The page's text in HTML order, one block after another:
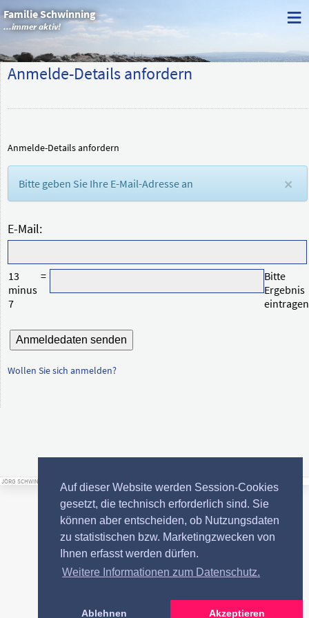
Auf dieser Website werden Session-Cookies
gesetzt, die technisch erforderlich sind. Sie
können aber entscheiden, ob Nutzungsdaten
zu statistischen bzw. Marketingzwecken von
Ihnen erfasst werden dürfen.
Weitere Informationen zum Datenschutz.
Ablehnen Akzeptieren
Familie Schwinning
...immer aktiv! ≡
Anmelde-Details anfordern
Anmelde-Details anfordern
×
Bitte geben Sie Ihre E-Mail-Adresse an
E-Mail
13
minus
7
=
Bitte
Ergebnis
eintragen
Anmeldedaten senden
Wollen Sie sich anmelden?
JÖRG SCHWINNING - GINSTERKAMP 19 - 21266 JESTEBURG - TEL. 04183-792277 - INFO(AT)SCHWINNING(DOT)DE